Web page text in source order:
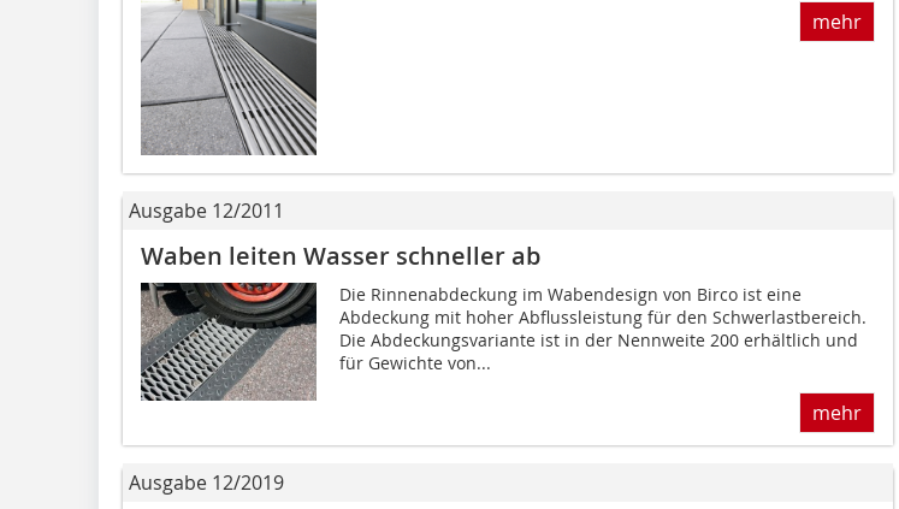
mehr
Ausgabe 12/2011
Waben leiten Wasser schneller ab
Die Rinnenabdeckung im Wabendesign von Birco ist eine
Abdeckung mit hoher Abflussleistung für den Schwerlastbereich.
Die Abdeckungsvariante ist in der Nennweite 200 erhältlich und
für Gewichte von...
mehr
Ausgabe 12/2019